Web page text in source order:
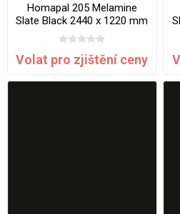
Homapal 205 Melamine
Slate Black 2440 x 1220 mm
x 1 mm
Volat pro zjištění ceny